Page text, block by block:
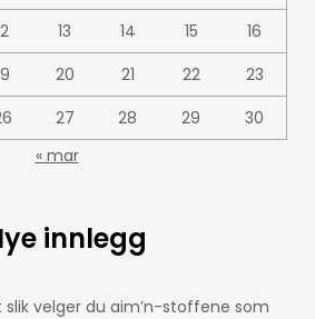
13 14 15
16
20 21 22
23
27 28 29
30
« mar
innlegg
velger du aim’n-stoffene som